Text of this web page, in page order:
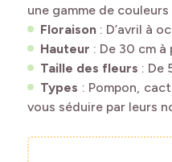
une gamme de
Floraison : D’avril à
Hauteur : De 30 cm à
Taille des fleurs : De
Types : Pompon,
vous séduire par leurs